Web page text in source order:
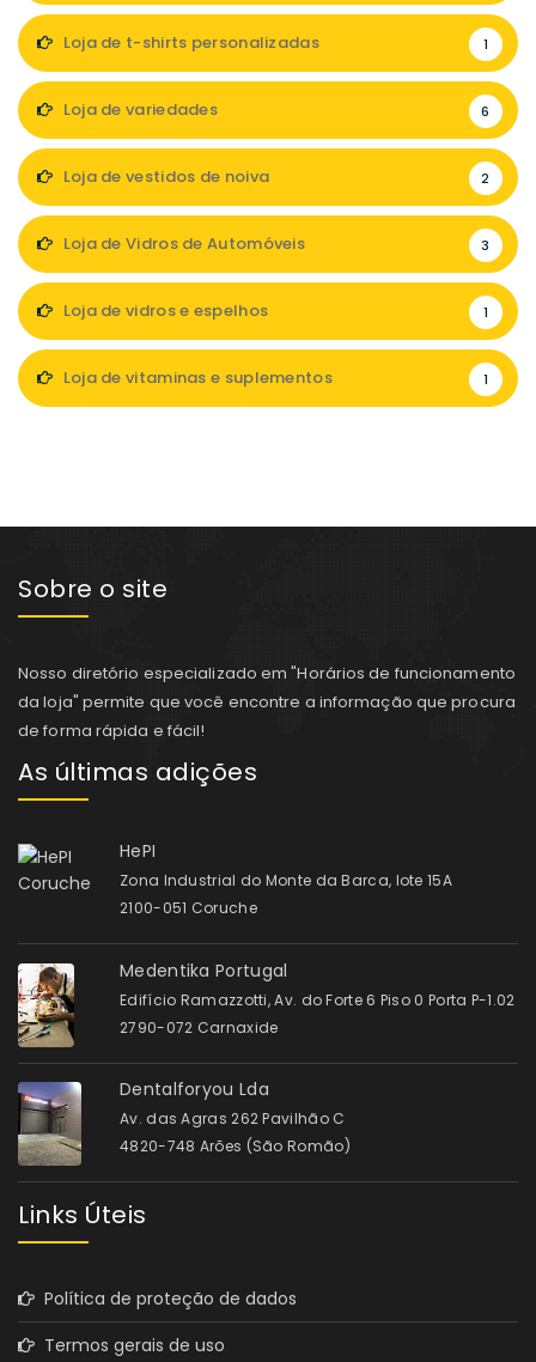
Loja de t-shirts personalizadas 1
Loja de variedades 6
Loja de vestidos de noiva 2
Loja de Vidros de Automóveis 3
Loja de vidros e espelhos 1
Loja de vitaminas e suplementos 1
Sobre o site
Nosso diretório especializado em "Horários de funcionamento
da loja" permite que você encontre a informação que procura
de forma rápida e fácil!
As últimas adições
HePI
Zona Industrial do Monte da Barca, lote 15A
2100-051 Coruche
Medentika Portugal
Edifício Ramazzotti, Av. do Forte 6 Piso 0 Porta P-1.02
2790-072 Carnaxide
Dentalforyou Lda
Av. das Agras 262 Pavilhão C
4820-748 Arões (São Romão)
Links Úteis
Política de proteção de dados
Termos gerais de uso